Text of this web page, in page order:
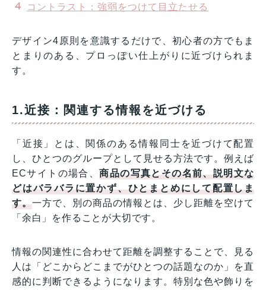
コントラスト：強弱をつけて目立たせる
デザイン4原則を意識するだけで、初心者の方でもま
とまりのある、プロっぽい仕上がりに近づけられま
す。
1.近接：関連する情報を近づける
「近接」とは、関係のある情報同士を近づけて配置
し、ひとつのグループとして見せる方法です。例えば
ECサイトの場合、商品の写真とその名前、説明文な
どはバラバラに置かず、ひとまとめにして配置しま
す。一方で、別の商品の情報とは、少し距離を空けて
「余白」を作ることが大切です。
情報の関連性に合わせて距離を調整することで、見る
人は「どこからどこまでがひとつの話題なのか」を直
感的に判断できるようになります。特別な色や飾りを